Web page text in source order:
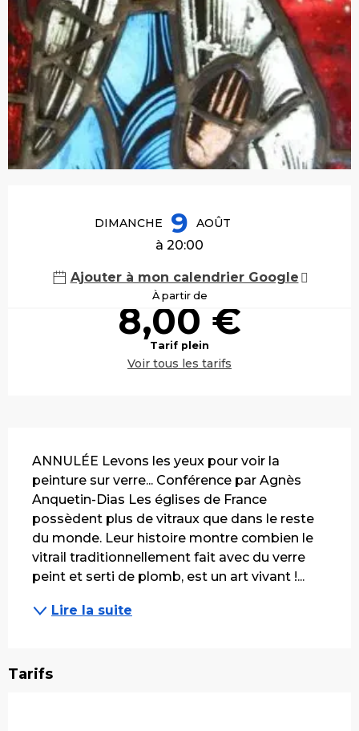
DIMANCHE 9 AOÛT
à 20:00
Ajouter à mon calendrier Google
À partir de
8,00 €
Tarif plein
Voir tous les tarifs
ANNULÉE Levons les yeux pour voir la
peinture sur verre... Conférence par Agnès
Anquetin-Dias Les églises de France
possèdent plus de vitraux que dans le reste
du monde. Leur histoire montre combien le
vitrail traditionnellement fait avec du verre
peint et serti de plomb, est un art vivant !...
Lire la suite
Tarifs